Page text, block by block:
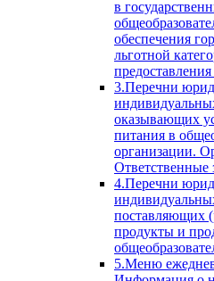
в
обеспечения
льготной
3.Перечни
оказывающих
питания в
организации.
Ответственные
4.Перечни
поставляющих
продукты и
5.Меню